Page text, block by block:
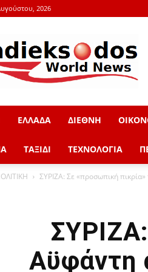
2026
adieksodos.gr
ΕΛΛΑΔΑ ΔΙΕΘΝΗ
ΤΑΞΙΔΙ ΤΕΧΝΟΛΟΓΙΑ
ΣΥΡΙΖΑ: Σε «προσωπική
Αϋφάντη